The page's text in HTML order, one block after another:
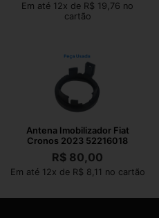
Em até 12x de R$ 19,76 no
cartão
Antena Imobilizador Fiat
Cronos 2023 52216018
R$ 80,00
Em até 12x de R$ 8,11 no cartão